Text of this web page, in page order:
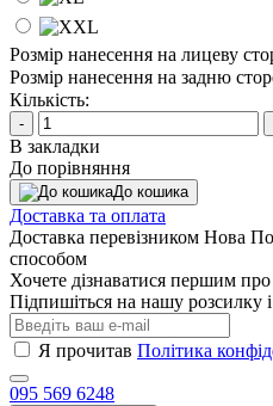
Розмір нанесення на лицеву
Розмір нанесення на задню
Кількість:
-
В закладки
До порівняння
До кошика
Доставка та оплата
Доставка перевізником Нова
способом
Хочете дізнаватися першим про
Підпишіться на нашу розсилку
Я прочитав Політика
095 569 6248